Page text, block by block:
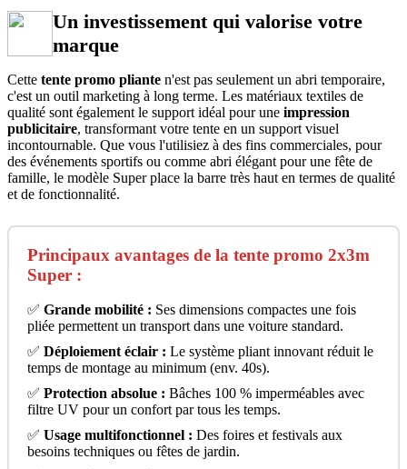
Un investissement qui valorise votre
marque
Cette tente promo pliante n'est pas seulement un abri temporaire,
c'est un outil marketing à long terme. Les matériaux textiles de
qualité sont également le support idéal pour une impression
publicitaire, transformant votre tente en un support visuel
incontournable. Que vous l'utilisiez à des fins commerciales, pour
des événements sportifs ou comme abri élégant pour une fête de
famille, le modèle Super place la barre très haut en termes de qualité
et de fonctionnalité.
Principaux avantages de la tente promo 2x3m
Super :
✅ Grande mobilité : Ses dimensions compactes une fois
pliée permettent un transport dans une voiture standard.
✅ Déploiement éclair : Le système pliant innovant réduit le
temps de montage au minimum (env. 40s).
✅ Protection absolue : Bâches 100 % imperméables avec
filtre UV pour un confort par tous les temps.
✅ Usage multifonctionnel : Des foires et festivals aux
besoins techniques ou fêtes de jardin.